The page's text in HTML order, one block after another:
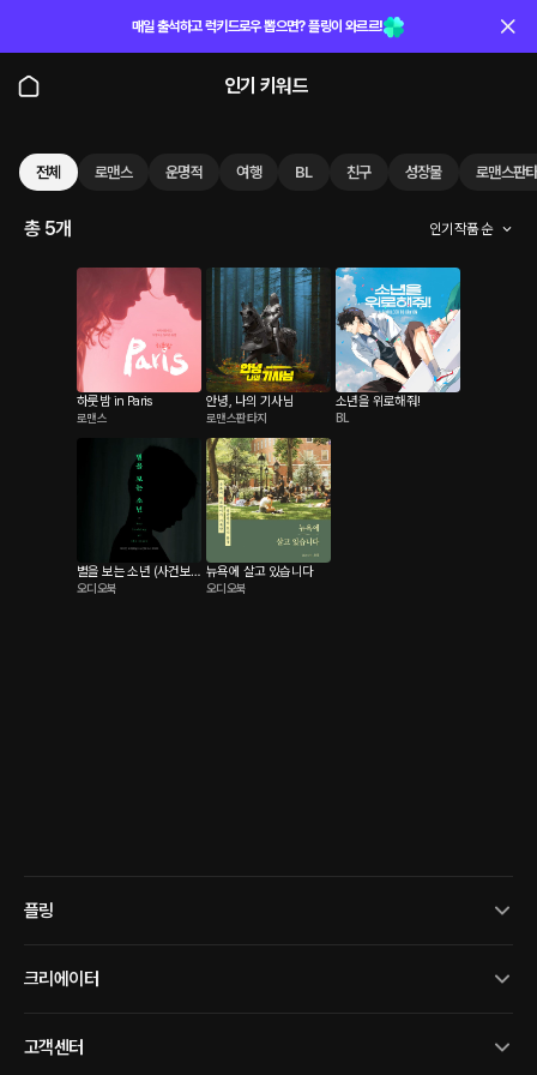
매일 출석하고 럭키드로우 뽑으면? 플링이 와르르!
인기 키워드
전체 로맨스 운명적 여행 BL 친구 성장물 로맨스판
총 5개 인기 작품 순
하룻밤 in Paris
로맨스
안녕, 나의 기사님
로맨스판타지
소년을 위로해줘!
BL
별을 보는 소년 (사건보
고서 2023)
오디오북
뉴욕에 살고 있습니다
오디오북
플링
크리에이터
고객센터